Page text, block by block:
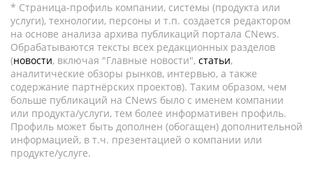
* Страница-профиль компании, системы (продукта или
услуги), технологии, персоны и т.п. создается редактором
на основе анализа архива публикаций портала CNews.
Обрабатываются тексты всех редакционных разделов
(новости, включая "Главные новости", статьи,
аналитические обзоры рынков, интервью, а также
содержание партнёрских проектов). Таким образом, чем
больше публикаций на CNews было с именем компании
или продукта/услуги, тем более информативен профиль.
Профиль может быть дополнен (обогащен) дополнительной
информацией, в т.ч. презентацией о компании или
продукте/услуге.